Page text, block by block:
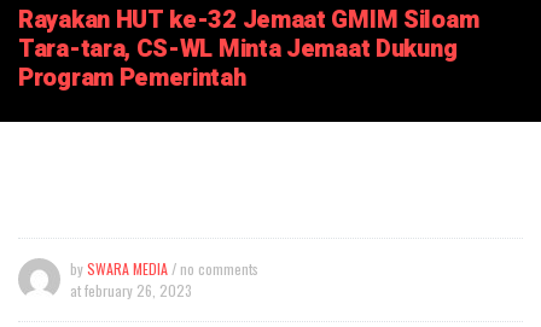
Rayakan HUT ke-32 Jemaat GMIM Siloam
Tara-tara, CS-WL Minta Jemaat Dukung
Program Pemerintah
bySWARA MEDIA / no comments
atfebruary 26, 2023